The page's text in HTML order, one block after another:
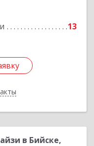
13
в Бийске,